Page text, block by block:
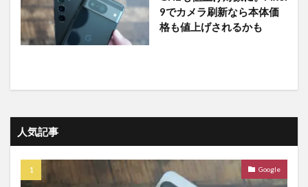
9でカメラ刷新なら本体価
格も値上げされるかも
人気記事
Google